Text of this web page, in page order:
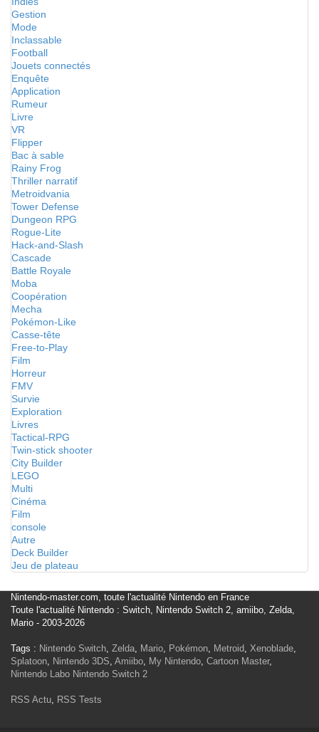
Gestion
Mode
Inclassable
Football
Jouets connectés
Enquête
Application
Rumeur
Livre
VR
Flipper
Bac à sable
Rainy Frog
Thriller narratif
Metroidvania
Tower Defense
Dungeon RPG
Rogue-Lite
Hack-and-Slash
Cascade
Battle Royale
Moba
Coopération
Mecha
Pokémon-Like
Casse-tête
Free-to-Play
Film
Horreur
FMV
Survie
Exploration
Livres
Tactical-RPG
Twin-stick shooter
City Builder
LEGO
Multi
Cinéma
Film
console
Autre
Deck Builder
Jeu de plateau
Nintendo-master.com, toute l'actualité Nintendo en France
Toute l'actualité Nintendo : Switch, Nintendo Switch 2, amiibo, Zelda,
Mario - 2003-2026
Tags : Nintendo Switch, Zelda, Mario, Pokémon, Metroid, Xenoblade,
Splatoon, Nintendo 3DS, Amiibo, My Nintendo, Cartoon Master,
Nintendo Labo Nintendo Switch 2
RSS Actu, RSS Tests